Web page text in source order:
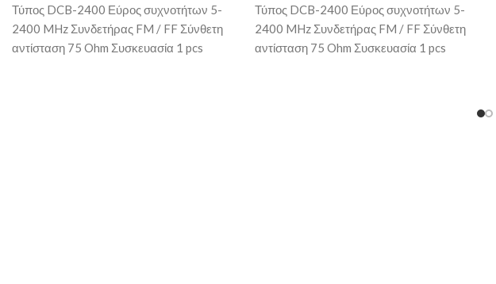
Τύπος DCB-2400 Εύρος συχνοτήτων 5-
2400 MHz Συνδετήρας FM / FF Σύνθετη
αντίσταση 75 Ohm Συσκευασία 1 pcs
Τύπος DCB-2400 Εύρος συχνοτήτων 5-
2400 MHz Συνδετήρας FM / FF Σύνθετη
αντίσταση 75 Ohm Συσκευασία 1 pcs